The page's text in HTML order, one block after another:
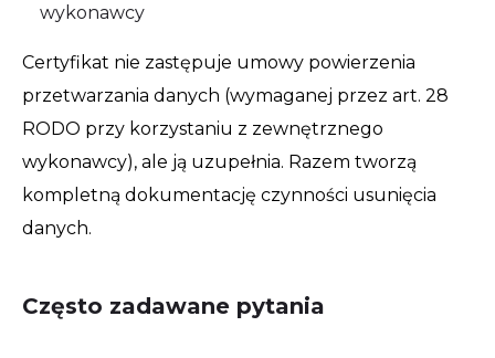
wykonawcy
Certyfikat nie zastępuje umowy powierzenia
przetwarzania danych (wymaganej przez art. 28
RODO przy korzystaniu z zewnętrznego
wykonawcy), ale ją uzupełnia. Razem tworzą
kompletną dokumentację czynności usunięcia
danych.
Często zadawane pytania